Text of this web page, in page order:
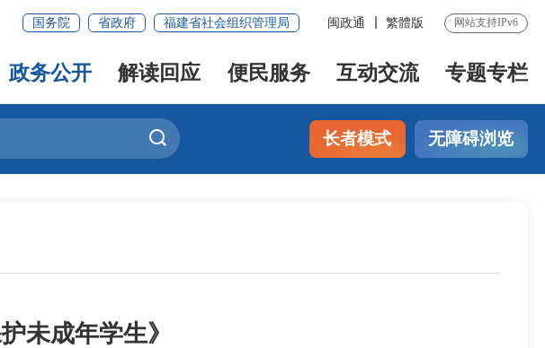
国务院 省政府 福建省社会组织管理局 闽政通 繁體版 网站支持IPv6
政务公开 解读回应 便民服务 互动交流 专题专栏
长者模式 无障碍浏览
未成年学生》